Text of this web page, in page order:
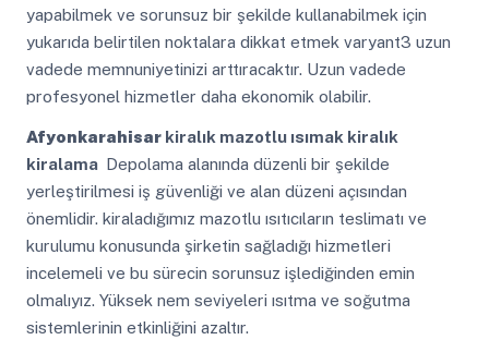
yapabilmek ve sorunsuz bir şekilde kullanabilmek için
yukarıda belirtilen noktalara dikkat etmek varyant3 uzun
vadede memnuniyetinizi arttıracaktır. Uzun vadede
profesyonel hizmetler daha ekonomik olabilir.
Afyonkarahisarkiralık mazotlu ısımak kiralık
kiralama Depolama alanında düzenli bir şekilde
yerleştirilmesi iş güvenliği ve alan düzeni açısından
önemlidir. kiraladığımız mazotlu ısıtıcıların teslimatı ve
kurulumu konusunda şirketin sağladığı hizmetleri
incelemeli ve bu sürecin sorunsuz işlediğinden emin
olmalıyız. Yüksek nem seviyeleri ısıtma ve soğutma
sistemlerinin etkinliğini azaltır.